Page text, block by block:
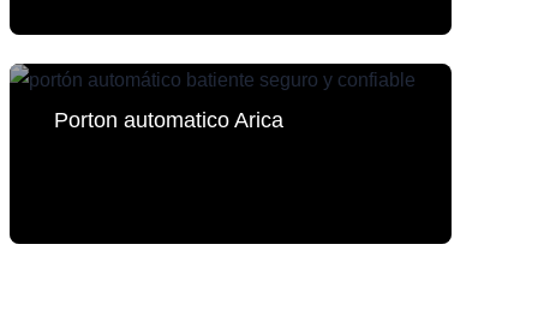
Porton automatico Arica